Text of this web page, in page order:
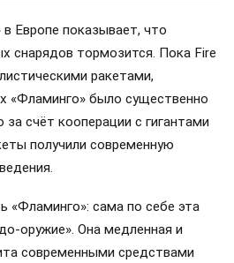
Европе показывает, что
снарядов тормозится. Пока Fire
ракетами,
«Фламинго» было существенно
счёт кооперации с гигантами
получили современную
«Фламинго»: сама по себе эта
оружие». Она медленная и
современными средствами